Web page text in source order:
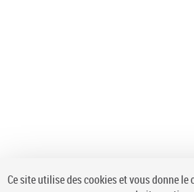
Ce site utilise des cookies et vous donne le